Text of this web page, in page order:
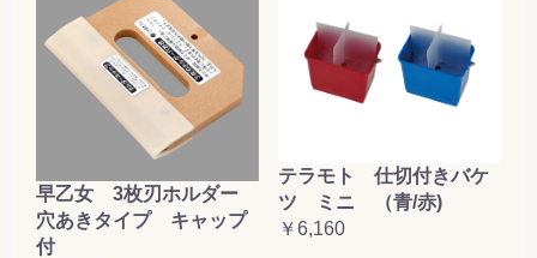
早乙女 3枚刃ホルダー
穴あきタイプ キャップ
付
テラモト 仕切付きバケ
ツ ミニ （青/赤)
￥6,160